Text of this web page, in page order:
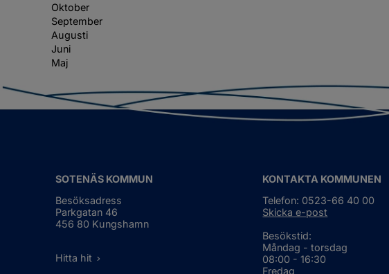
Oktober
September
Augusti
Juni
Maj
SOTENÄS KOMMUN
Besöksadress
Parkgatan 46
456 80 Kungshamn
Hitta hit
KONTAKTA KOMMUNEN
Telefon: 0523-66 40 00
Skicka e-post
Besökstid:
Måndag - torsdag
08:00 - 16:30
Fredag